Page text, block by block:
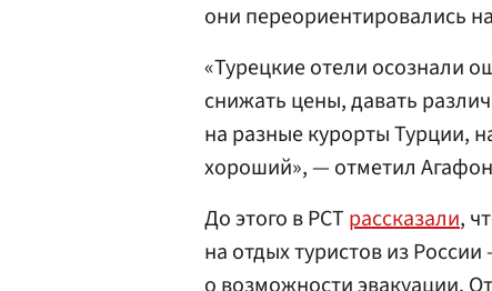
они переориентировались
«Турецкие отели осознали
снижать цены, давать
на разные курорты Турции,
хороший», — отметил
До этого в РСТрассказали,
на отдых туристов из